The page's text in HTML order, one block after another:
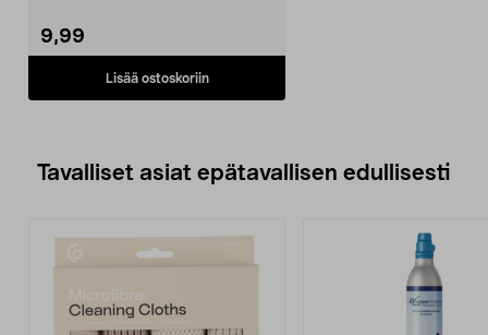
9,99
Lisää ostoskoriin
Tavalliset asiat epätavallisen edullisesti